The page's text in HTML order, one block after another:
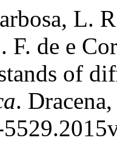
L.
F. de e
of
.